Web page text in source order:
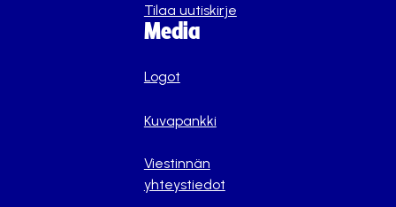
Tilaa uutiskirje
Media
Logot
Kuvapankki
Viestinnän
yhteystiedot